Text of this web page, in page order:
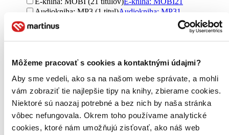
Môžeme pracovať s cookies a kontaktnými údajmi?
Aby sme vedeli, ako sa na našom webe správate, a mohli
vám zobraziť tie najlepšie tipy na knihy, zbierame cookies.
Niektoré sú naozaj potrebné a bez nich by naša stránka
vôbec nefungovala. Okrem toho používame analytické
cookies, ktoré nám umožňujú zisťovať, ako náš web
Audiokniha: MP3 (1 titul)Audiokniha: MP31
Obal
CD obal (1 titul)CD obal1
Zúžiť výber
Zoradiť
Bestsellery